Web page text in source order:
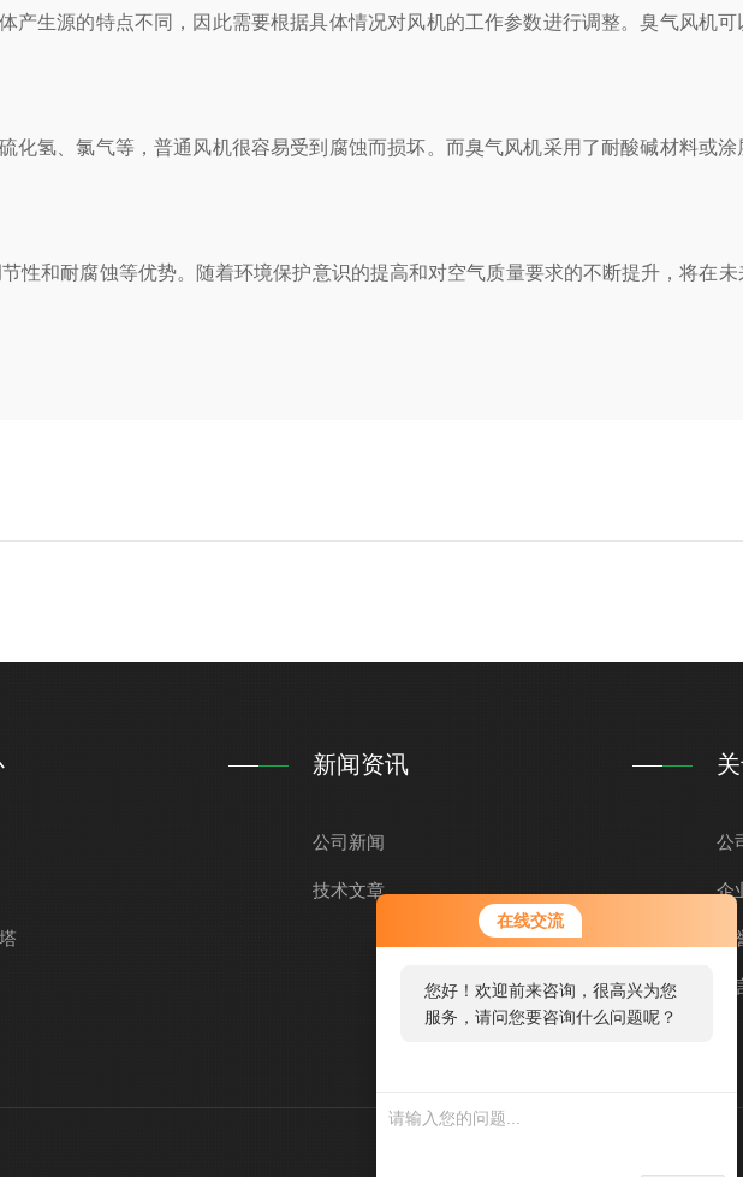
在线交流
您好！欢迎前来咨询，很高兴为您
服务，请问您要咨询什么问题呢？
好，
看您
生源的特点不同，因此需要根据具体情况对风机的工作参数进行调整。臭气风机可
氢、氯气等，普通风机很容易受到腐蚀而损坏。而臭气风机采用了耐酸碱材料或涂
和耐腐蚀等优势。随着环境保护意识的提高和对空气质量要求的不断提升，将在未
新闻资讯
公司新闻
技术文章
公
企